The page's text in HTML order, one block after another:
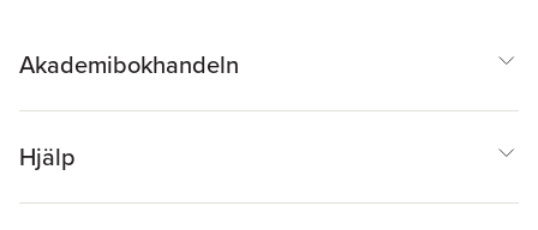
Akademibokhandeln
Hjälp